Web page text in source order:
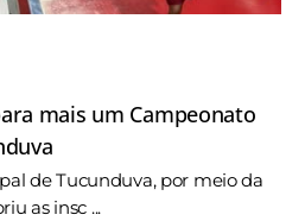
mais um Campeonato
de Tucunduva, por meio da
as insc ...